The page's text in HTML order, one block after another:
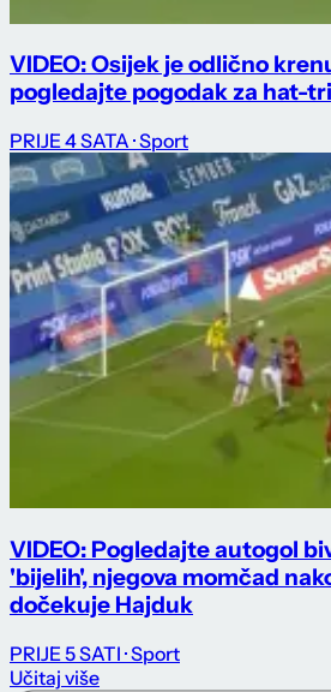
VIDEO: Osijek je odlično
pogledajte pogodak za hat-
PRIJE 4 SATA · Sport
VIDEO: Pogledajte autogol
'bijelih', njegova momčad
dočekuje Hajduk
PRIJE 5 SATI · Sport
Učitaj više